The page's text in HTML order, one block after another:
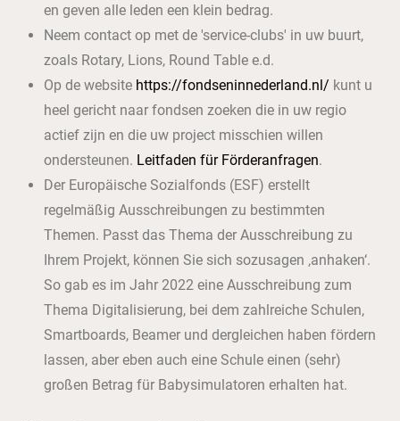
en geven alle leden een klein bedrag.
Neem contact op met de 'service-clubs' in uw buurt,
zoals Rotary, Lions, Round Table e.d.
Op de website https://fondseninnederland.nl/ kunt u
heel gericht naar fondsen zoeken die in uw regio
actief zijn en die uw project misschien willen
ondersteunen. Leitfaden für Förderanfragen.
Der Europäische Sozialfonds (ESF) erstellt
regelmäßig Ausschreibungen zu bestimmten
Themen. Passt das Thema der Ausschreibung zu
Ihrem Projekt, können Sie sich sozusagen ‚anhaken‘.
So gab es im Jahr 2022 eine Ausschreibung zum
Thema Digitalisierung, bei dem zahlreiche Schulen,
Smartboards, Beamer und dergleichen haben fördern
lassen, aber eben auch eine Schule einen (sehr)
großen Betrag für Babysimulatoren erhalten hat.